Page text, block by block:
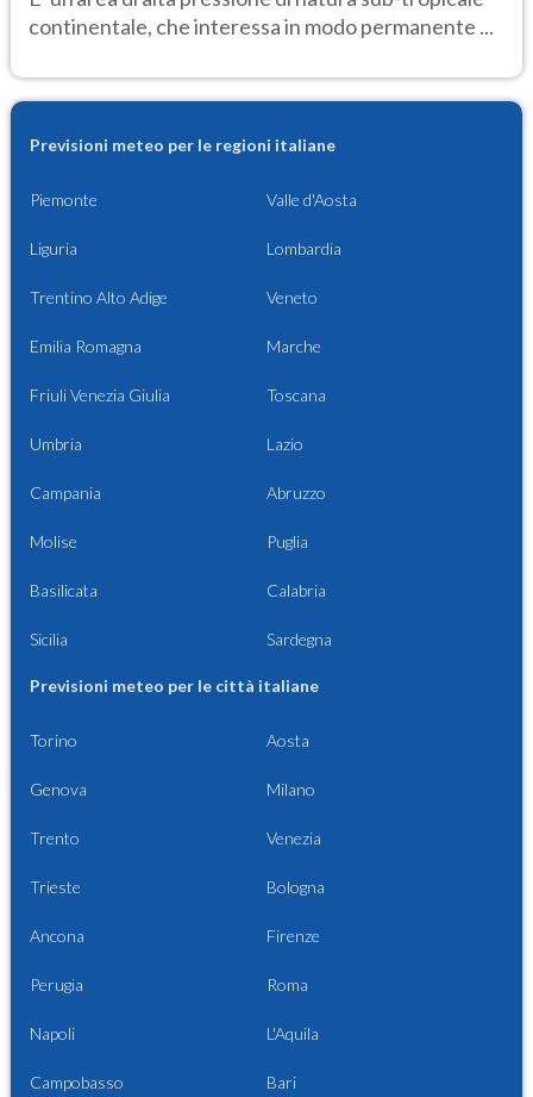
continentale, che interessa in modo permanente ...
Previsioni meteo per le regioni italiane
Piemonte Valle d'Aosta
Liguria Lombardia
Trentino Alto Adige Veneto
Emilia Romagna Marche
Friuli Venezia Giulia Toscana
Umbria Lazio
Campania Abruzzo
Molise Puglia
Basilicata Calabria
Sicilia Sardegna
Previsioni meteo per le città italiane
Torino Aosta
Genova Milano
Trento Venezia
Trieste Bologna
Ancona Firenze
Perugia Roma
Napoli L'Aquila
Campobasso Bari